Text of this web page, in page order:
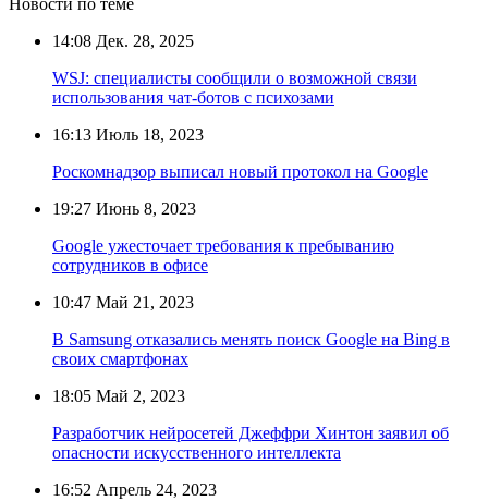
14:08 Дек. 28, 2025
WSJ: специалисты сообщили о возможной связи
использования чат-ботов с психозами
16:13 Июль 18, 2023
Роскомнадзор выписал новый протокол на Google
19:27 Июнь 8, 2023
Google ужесточает требования к пребыванию
сотрудников в офисе
10:47 Май 21, 2023
В Samsung отказались менять поиск Google на Bing в
своих смартфонах
18:05 Май 2, 2023
Разработчик нейросетей Джеффри Хинтон заявил об
опасности искусственного интеллекта
16:52 Апрель 24, 2023